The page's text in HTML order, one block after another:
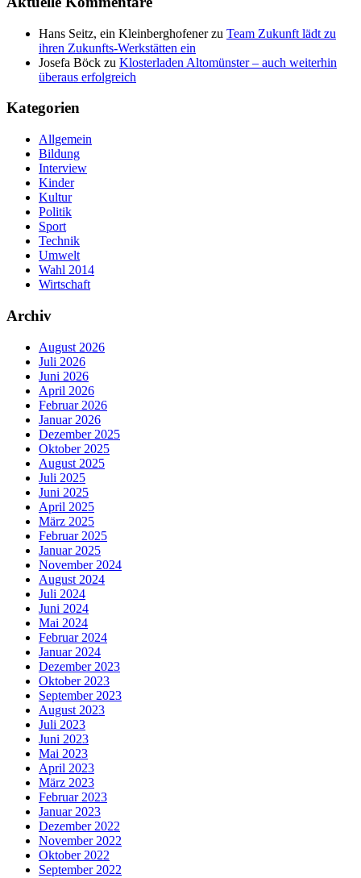
Hans Seitz, ein Kleinberghofenerzu Team Zukunft lädt zu
ihren Zukunfts-Werkstätten ein
Josefa Böck zu Klosterladen Altomünster – auch weiterhin
überaus erfolgreich
Kategorien
Allgemein
Bildung
Interview
Kinder
Kultur
Politik
Sport
Technik
Umwelt
Wahl 2014
Wirtschaft
Archiv
August 2026
Juli 2026
Juni 2026
April 2026
Februar 2026
Januar 2026
Dezember 2025
Oktober 2025
August 2025
Juli 2025
Juni 2025
April 2025
März 2025
Februar 2025
Januar 2025
November 2024
August 2024
Juli 2024
Juni 2024
Mai 2024
Februar 2024
Januar 2024
Dezember 2023
Oktober 2023
September 2023
August 2023
Juli 2023
Juni 2023
Mai 2023
April 2023
März 2023
Februar 2023
Januar 2023
Dezember 2022
November 2022
Oktober 2022
September 2022